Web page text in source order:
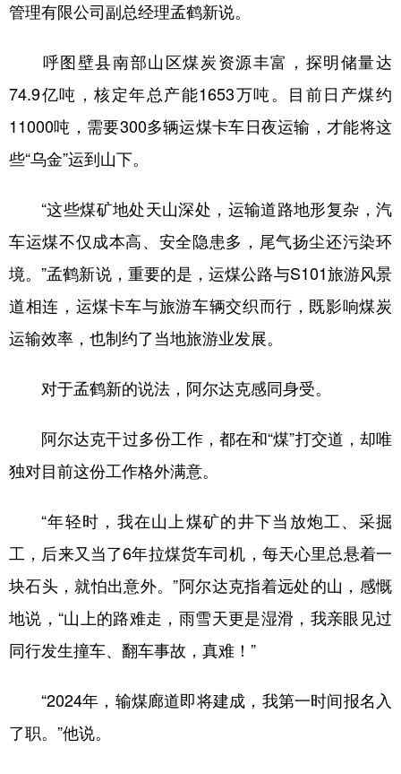
管理有限公司副总经理孟鹤新说。
呼图壁县南部山区煤炭资源丰富，探明储量达
74.9亿吨，核定年总产能1653万吨。目前日产煤约
11000吨，需要300多辆运煤卡车日夜运输，才能将这
些“乌金”运到山下。
“这些煤矿地处天山深处，运输道路地形复杂，汽
车运煤不仅成本高、安全隐患多，尾气扬尘还污染环
境。”孟鹤新说，重要的是，运煤公路与S101旅游风景
道相连，运煤卡车与旅游车辆交织而行，既影响煤炭
运输效率，也制约了当地旅游业发展。
对于孟鹤新的说法，阿尔达克感同身受。
阿尔达克干过多份工作，都在和“煤”打交道，却唯
独对目前这份工作格外满意。
“年轻时，我在山上煤矿的井下当放炮工、采掘
工，后来又当了6年拉煤货车司机，每天心里总悬着一
块石头，就怕出意外。”阿尔达克指着远处的山，感慨
地说，“山上的路难走，雨雪天更是湿滑，我亲眼见过
同行发生撞车、翻车事故，真难！”
“2024年，输煤廊道即将建成，我第一时间报名入
了职。”他说。